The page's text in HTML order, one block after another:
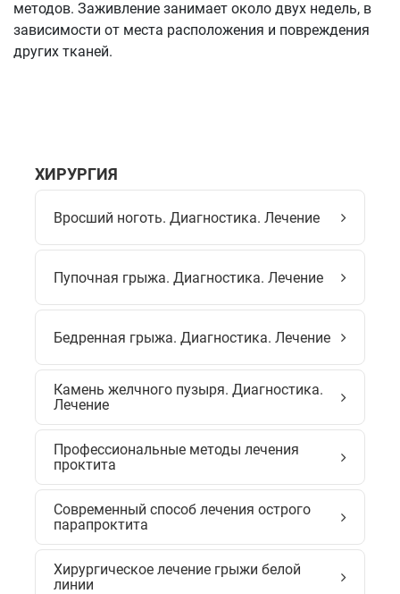
методов. Заживление занимает около двух недель, в
зависимости от места расположения и повреждения
других тканей.
ХИРУРГИЯ
Вросший ноготь. Диагностика. Лечение
Пупочная грыжа. Диагностика. Лечение
Бедренная грыжа. Диагностика. Лечение
Камень желчного пузыря. Диагностика.
Лечение
Профессиональные методы лечения
проктита
Современный способ лечения острого
парапроктита
Хирургическое лечение грыжи белой
линии